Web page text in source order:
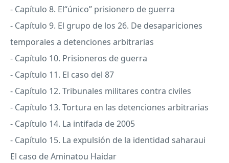
- Capítulo 8. El“único” prisionero de guerra
- Capítulo 9. El grupo de los 26. De desapariciones
temporales a detenciones arbitrarias
- Capítulo 10. Prisioneros de guerra
- Capítulo 11. El caso del 87
- Capítulo 12. Tribunales militares contra civiles
- Capítulo 13. Tortura en las detenciones arbitrarias
- Capítulo 14. La intifada de 2005
- Capítulo 15. La expulsión de la identidad saharaui
El caso de Aminatou Haidar